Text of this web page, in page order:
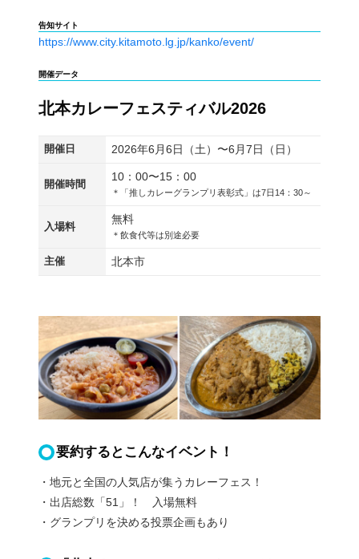
告知サイト
https://www.city.kitamoto.lg.jp/kanko/event/
開催データ
北本カレーフェスティバル2026
開催日 2026年6月6日（土）〜6月7日（日）
開催時間
10：00〜15：00
＊「推しカレーグランプリ表彰式」は7日14：30～
入場料
無料
＊飲食代等は別途必要
主催 北本市
要約するとこんなイベント！
・地元と全国の人気店が集うカレーフェス！
・出店総数「51」！ 入場無料
・グランプリを決める投票企画もあり